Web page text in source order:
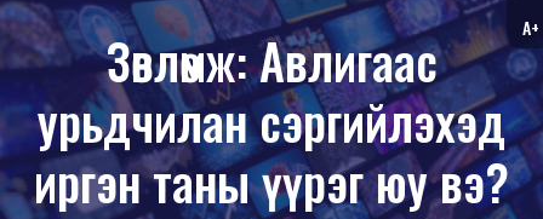
Зөвлөмж: Авлигаас
урьдчилан сэргийлэхэд
иргэн таны үүрэг юу вэ?
A+